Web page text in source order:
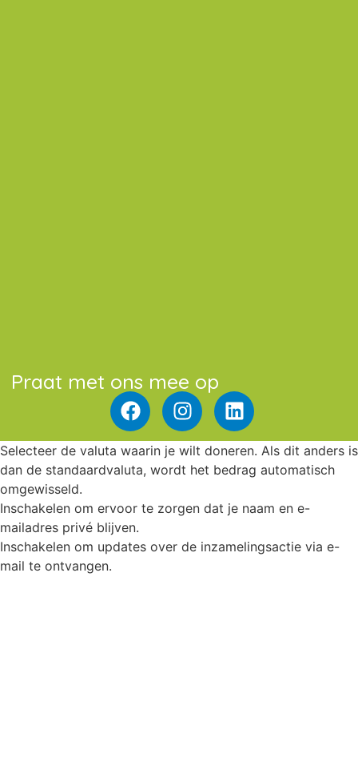
Praat met ons mee op
Selecteer de valuta waarin je wilt doneren. Als dit anders is
dan de standaardvaluta, wordt het bedrag automatisch
omgewisseld.
Inschakelen om ervoor te zorgen dat je naam en e-
mailadres privé blijven.
Inschakelen om updates over de inzamelingsactie via e-
mail te ontvangen.